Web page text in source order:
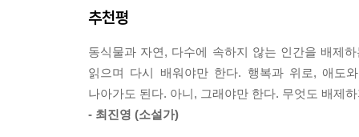
“삼차원의 우리가 일차원의 말에 상처받지 말자.”
--- p. 179
이 몸으로 세상을 살아갈 수 없었다면 애초에 생
재하는 것들은 모두가 각자 살아갈 힘을 가지고 태
한다. “더 이상 좋은 한국 SF의 가능성’이란 얘
도달한 ‘준비된 작가’다.
천선란은 어느 날 홀연히 우리에게 다가온 혜성
하나로 모여 거대한 파랑波浪을 이룬다. 긴 습
추천평
동식물과 자연, 다수에 속하지 않는 인간을 배제
읽으며 다시 배워야만 한다. 행복과 위로, 애도
나아가도 된다. 아니, 그래야만 한다. 무엇도 배제
- 최진영 (소설가)